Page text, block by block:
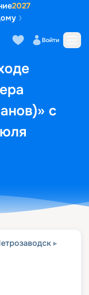
2027
Войти
с
Маршрут и